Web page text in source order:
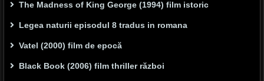
The Madness of King George (1994) film istoric
Legea naturii episodul 8 tradus in romana
Vatel (2000) film de epocă
Black Book (2006) film thriller război